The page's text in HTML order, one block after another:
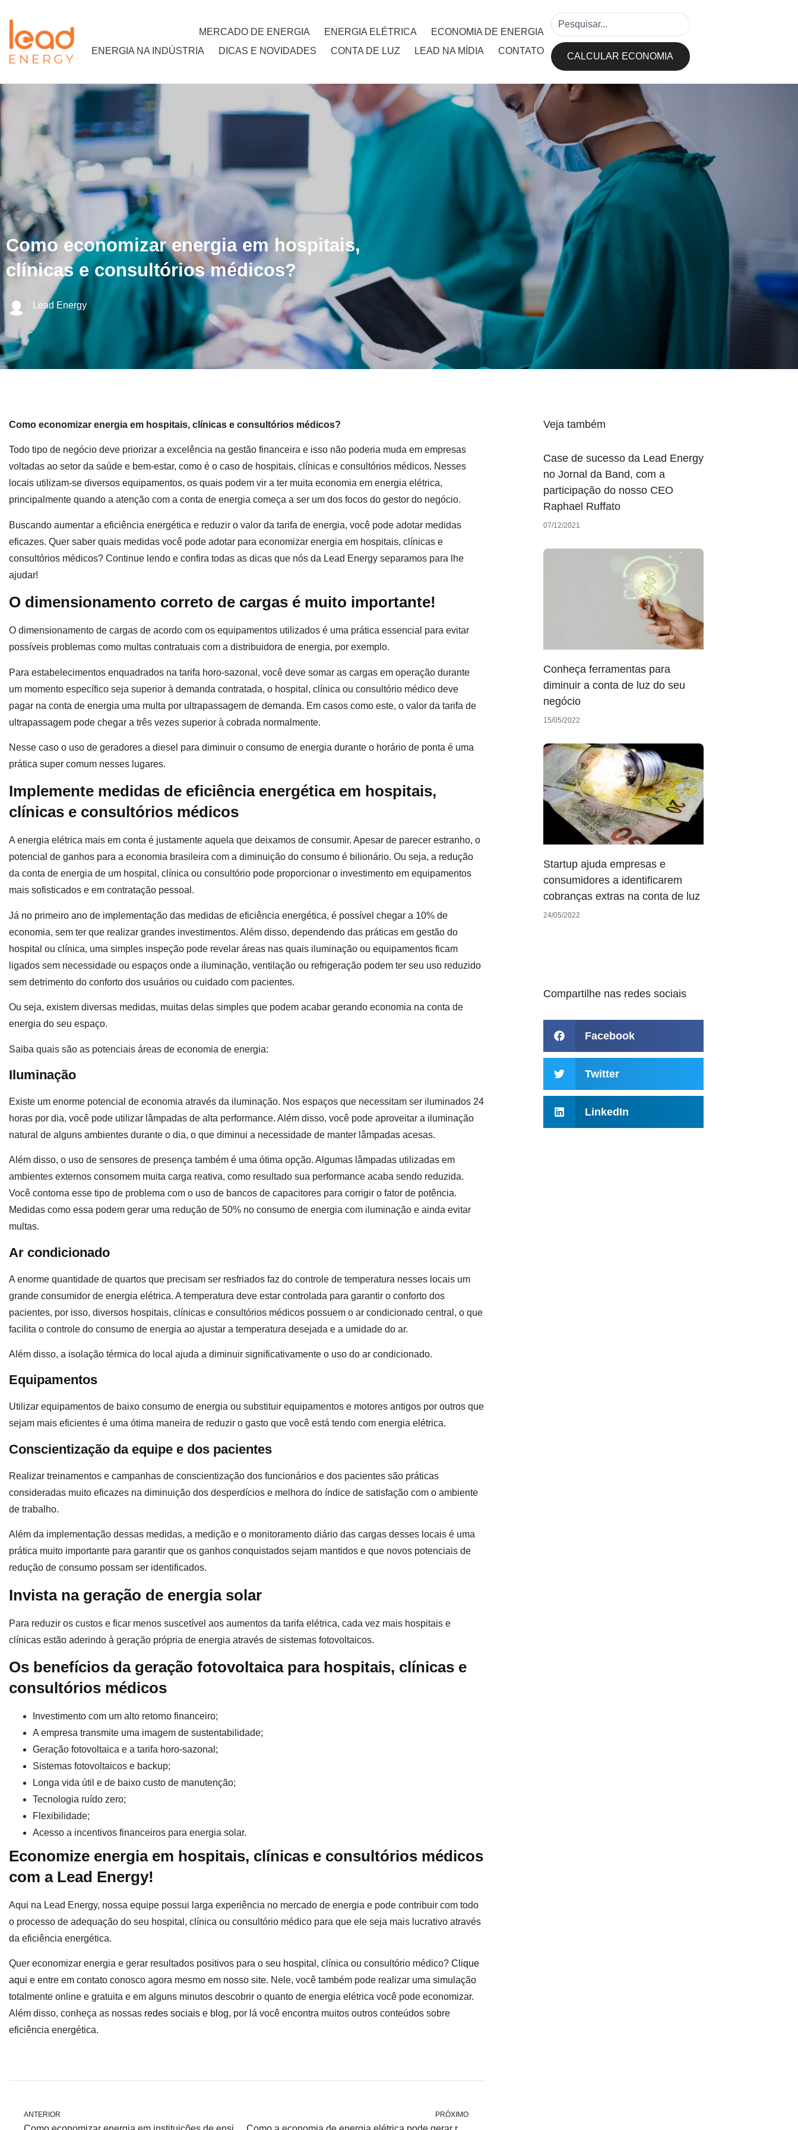
MERCADO DE ENERGIA ENERGIA ELÉTRICA
ECONOMIA DE ENERGIA
ENERGIA NA INDÚSTRIA
DICAS E NOVIDADES CONTA DE LUZ LEAD NA MÍDIA CONTATO
CALCULAR ECONOMIA
Como economizar energia em hospitais,
clínicas e consultórios médicos?
Lead Energy
Como economizar energia em hospitais, clínicas e consultórios médicos?
Todo tipo de negócio deve priorizar a excelência na gestão financeira e isso não poderia muda em empresas
voltadas ao setor da saúde e bem-estar, como é o caso de hospitais, clínicas e consultórios médicos. Nesses
locais utilizam-se diversos equipamentos, os quais podem vir a ter muita economia em energia elétrica,
principalmente quando a atenção com a conta de energia começa a ser um dos focos do gestor do negócio.
Buscando aumentar a eficiência energética e reduzir o valor da tarifa de energia, você pode adotar medidas
eficazes. Quer saber quais medidas você pode adotar para economizar energia em hospitais, clínicas e
consultórios médicos? Continue lendo e confira todas as dicas que nós da Lead Energy separamos para lhe
ajudar!
O dimensionamento correto de cargas é muito importante!
O dimensionamento de cargas de acordo com os equipamentos utilizados é uma prática essencial para evitar
possíveis problemas como multas contratuais com a distribuidora de energia, por exemplo.
Para estabelecimentos enquadrados na tarifa horo-sazonal, você deve somar as cargas em operação durante
um momento específico seja superior à demanda contratada, o hospital, clínica ou consultório médico deve
pagar na conta de energia uma multa por ultrapassagem de demanda. Em casos como este, o valor da tarifa de
ultrapassagem pode chegar a três vezes superior à cobrada normalmente.
Nesse caso o uso de geradores a diesel para diminuir o consumo de energia durante o horário de ponta é uma
prática super comum nesses lugares.
Implemente medidas de eficiência energética em hospitais,
clínicas e consultórios médicos
A energia elétrica mais em conta é justamente aquela que deixamos de consumir. Apesar de parecer estranho, o
potencial de ganhos para a economia brasileira com a diminuição do consumo é bilionário. Ou seja, a redução
da conta de energia de um hospital, clínica ou consultório pode proporcionar o investimento em equipamentos
mais sofisticados e em contratação pessoal.
Já no primeiro ano de implementação das medidas de eficiência energética, é possível chegar a 10% de
economia, sem ter que realizar grandes investimentos. Além disso, dependendo das práticas em gestão do
hospital ou clínica, uma simples inspeção pode revelar áreas nas quais iluminação ou equipamentos ficam
ligados sem necessidade ou espaços onde a iluminação, ventilação ou refrigeração podem ter seu uso reduzido
sem detrimento do conforto dos usuários ou cuidado com pacientes.
Ou seja, existem diversas medidas, muitas delas simples que podem acabar gerando economia na conta de
energia do seu espaço.
Saiba quais são as potenciais áreas de economia de energia:
Iluminação
Existe um enorme potencial de economia através da iluminação. Nos espaços que necessitam ser iluminados 24
horas por dia, você pode utilizar lâmpadas de alta performance. Além disso, você pode aproveitar a iluminação
natural de alguns ambientes durante o dia, o que diminui a necessidade de manter lâmpadas acesas.
Além disso, o uso de sensores de presença também é uma ótima opção. Algumas lâmpadas utilizadas em
ambientes externos consomem muita carga reativa, como resultado sua performance acaba sendo reduzida.
Você contorna esse tipo de problema com o uso de bancos de capacitores para corrigir o fator de potência.
Medidas como essa podem gerar uma redução de 50% no consumo de energia com iluminação e ainda evitar
multas.
Ar condicionado
A enorme quantidade de quartos que precisam ser resfriados faz do controle de temperatura nesses locais um
grande consumidor de energia elétrica. A temperatura deve estar controlada para garantir o conforto dos
pacientes, por isso, diversos hospitais, clínicas e consultórios médicos possuem o ar condicionado central, o que
facilita o controle do consumo de energia ao ajustar a temperatura desejada e a umidade do ar.
Além disso, a isolação térmica do local ajuda a diminuir significativamente o uso do ar condicionado.
Equipamentos
Utilizar equipamentos de baixo consumo de energia ou substituir equipamentos e motores antigos por outros que
sejam mais eficientes é uma ótima maneira de reduzir o gasto que você está tendo com energia elétrica.
Conscientização da equipe e dos pacientes
Realizar treinamentos e campanhas de conscientização dos funcionários e dos pacientes são práticas
consideradas muito eficazes na diminuição dos desperdícios e melhora do índice de satisfação com o ambiente
de trabalho.
Além da implementação dessas medidas, a medição e o monitoramento diário das cargas desses locais é uma
prática muito importante para garantir que os ganhos conquistados sejam mantidos e que novos potenciais de
redução de consumo possam ser identificados.
Invista na geração de energia solar
Para reduzir os custos e ficar menos suscetível aos aumentos da tarifa elétrica, cada vez mais hospitais e
clínicas estão aderindo à geração própria de energia através de sistemas fotovoltaicos.
Os benefícios da geração fotovoltaica para hospitais, clínicas e
consultórios médicos
Investimento com um alto retorno financeiro;
A empresa transmite uma imagem de sustentabilidade;
Geração fotovoltaica e a tarifa horo-sazonal;
Sistemas fotovoltaicos e backup;
Longa vida útil e de baixo custo de manutenção;
Tecnologia ruído zero;
Flexibilidade;
Acesso a incentivos financeiros para energia solar.
Economize energia em hospitais, clínicas e consultórios médicos
com a Lead Energy!
Aqui na Lead Energy, nossa equipe possui larga experiência no mercado de energia e pode contribuir com todo
o processo de adequação do seu hospital, clínica ou consultório médico para que ele seja mais lucrativo através
da eficiência energética.
Quer economizar energia e gerar resultados positivos para o seu hospital, clínica ou consultório médico? Clique
aqui e entre em contato conosco agora mesmo em nosso site. Nele, você também pode realizar uma simulação
totalmente online e gratuita e em alguns minutos descobrir o quanto de energia elétrica você pode economizar.
Além disso, conheça as nossas redes sociais e blog, por lá você encontra muitos outros conteúdos sobre
eficiência energética.
ANTERIOR PRÓXIMO
Veja também
Case de sucesso da Lead Energy
no Jornal da Band, com a
participação do nosso CEO
Raphael Ruffato
07/12/2021
Conheça ferramentas para
diminuir a conta de luz do seu
negócio
15/05/2022
Startup ajuda empresas e
consumidores a identificarem
cobranças extras na conta de luz
24/05/2022
Compartilhe nas redes sociais
Facebook
Twitter
LinkedIn